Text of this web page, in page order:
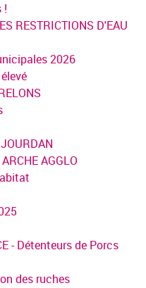
!
RESTRICTIONS D'EAU
2026
AGGLO
- Détenteurs de Porcs
des ruches